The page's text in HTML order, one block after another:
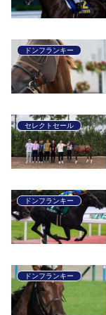
ドンフランキー
セレクトセール
ドンフランキー
ドンフランキー